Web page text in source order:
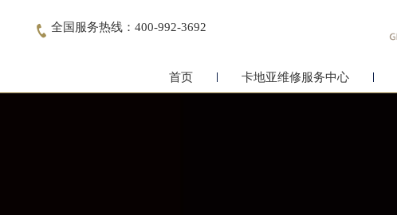
全国服务热线：400-992-3692
首页 卡地亚维修服务中心